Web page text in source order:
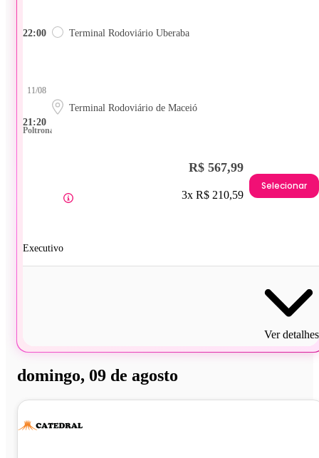
22:00 Terminal Rodoviário Uberaba
21:20
11/08
Terminal Rodoviário de Maceió
Poltrona
Executivo
R$ 567,99
3x R$ 210,59
Selecionar
Ver detalhes
domingo, 09 de agosto